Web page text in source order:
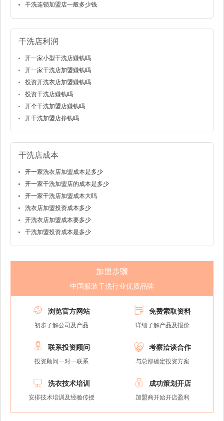
干洗连锁加盟店一般多少钱
干洗店利润
开一家小型干洗店赚钱吗
开一家干洗店加盟赚钱吗
投资开洗衣店加盟赚钱吗
投资干洗店赚钱吗
开个干洗加盟店赚钱吗
开干洗加盟店挣钱吗
干洗店成本
开一家洗衣店加盟成本是多少
开一家干洗加盟店的成本是多少
开一家干洗店加盟成本大吗
洗衣店加盟投资成本多少
开洗衣店加盟成本要多少
干洗加盟投资成本是多少
加盟步骤
中国服装干洗行业优质品牌
 浏览官方网站
初步了解公司及产品
 免费索取资料
详细了解产品及报价
 联系投资顾问
投资顾问一对一联系
 考察洽谈合作
与总部确定投资方案
 洗衣技术培训
安排技术培训及经验传授
 成功策划开店
加盟商开始开店盈利